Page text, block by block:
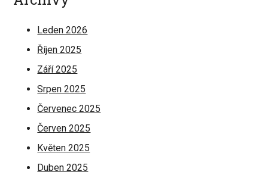
Leden 2026
Říjen 2025
Září 2025
Srpen 2025
Červenec 2025
Červen 2025
Květen 2025
Duben 2025